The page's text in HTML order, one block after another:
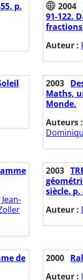
p.
2004
91-122.
Auteur :
2003
Maths,
Monde.
Auteurs :
2003
siècle. p.
Auteur :
de
2000
Auteur :